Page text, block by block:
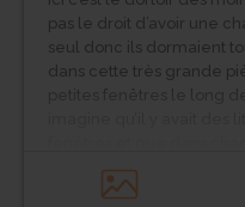
pas le droit d’avoir une
seul donc ils dormaient
dans cette très grande
petites fenêtres le long
moine. C’est ici que
journée. Ils devaient se